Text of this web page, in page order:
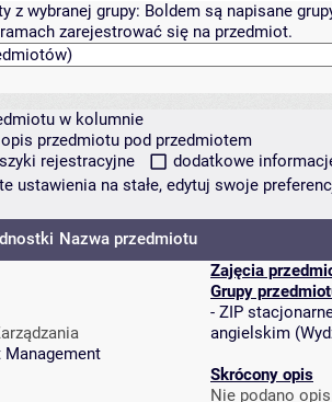
z wybranej grupy: Boldem są napisane
zarejestrować się na przedmiot.
w kolumnie
przedmiotu pod przedmiotem
rejestracyjne
dodatkowe
ustawienia na stałe, edytuj swoje
Nazwa przedmiotu
Management
Zajęcia
Grupy
- ZIP
angielskim (
Skrócony opis
Nie podano